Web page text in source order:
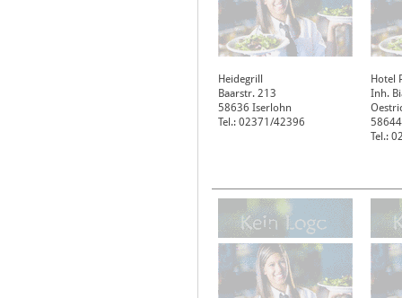
Heidegrill
Baarstr. 213
58636 Iserlohn
Tel.: 02371/42396
Hotel
Inh.
58644
Tel.: